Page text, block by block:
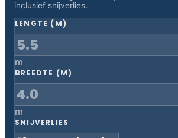
inclusief snijverlies.
LENGTE (M)
m
BREEDTE (M)
m
SNIJVERLIES